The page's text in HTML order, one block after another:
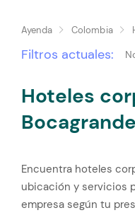
Ayenda Colombia
Filtros actuales:
Hoteles
Bocagrande
Encuentra hoteles
ubicación y servicios
empresa según tu